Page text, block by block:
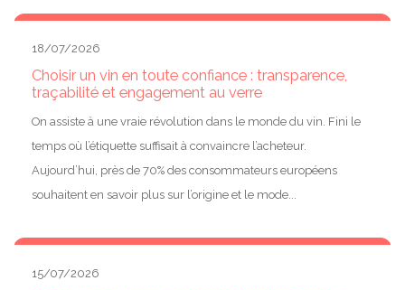
18/07/2026
Choisir un vin en toute confiance : transparence,
traçabilité et engagement au verre
On assiste à une vraie révolution dans le monde du vin. Fini le
temps où l’étiquette suffisait à convaincre l’acheteur.
Aujourd’hui, près de 70% des consommateurs européens
souhaitent en savoir plus sur l’origine et le mode...
15/07/2026